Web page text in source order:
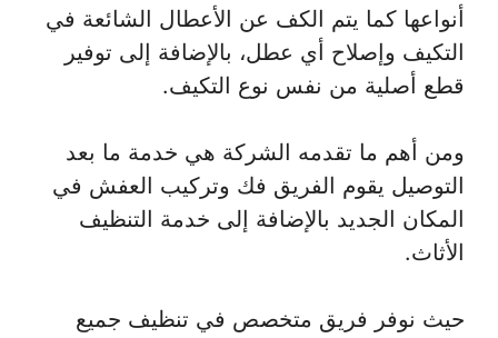
أنواعها كما يتم الكف عن الأعطال الشائعة في
التكيف وإصلاح أي عطل، بالإضافة إلى توفير
قطع أصلية من نفس نوع التكيف.
ومن أهم ما تقدمه الشركة هي خدمة ما بعد
التوصيل يقوم الفريق فك وتركيب العفش في
المكان الجديد بالإضافة إلى خدمة التنظيف
الأثاث.
حيث نوفر فريق متخصص في تنظيف جميع